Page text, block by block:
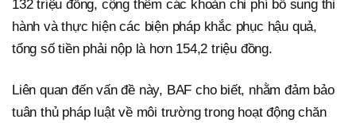
132 triệu đồng, cộng thêm các khoản chi phí bổ sung thi
hành và thực hiện các biện pháp khắc phục hậu quả,
tổng số tiền phải nộp là hơn 154,2 triệu đồng.
Liên quan đến vấn đề này, BAF cho biết, nhằm đảm bảo
tuân thủ pháp luật về môi trường trong hoạt động chăn